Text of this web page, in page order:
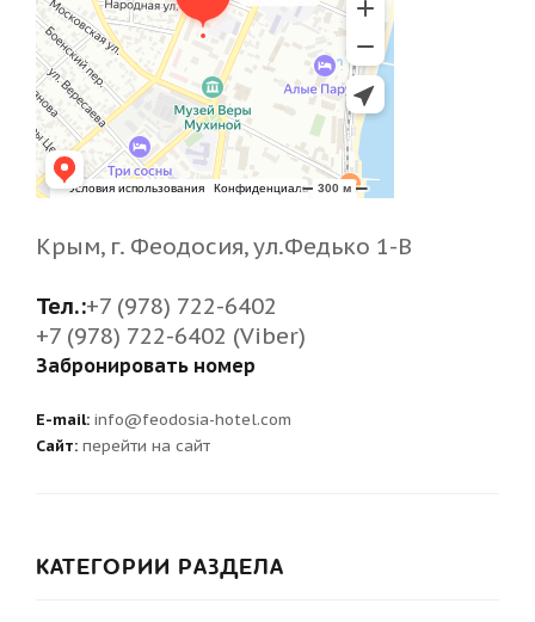
Крым, г. Феодосия, ул.Федько 1-В
Тел.:+7 (978) 722-6402
+7 (978) 722-6402 (Viber)
Забронировать номер
E-mail: info@feodosia-hotel.com
Сайт: перейти на сайт
КАТЕГОРИИ РАЗДЕЛА